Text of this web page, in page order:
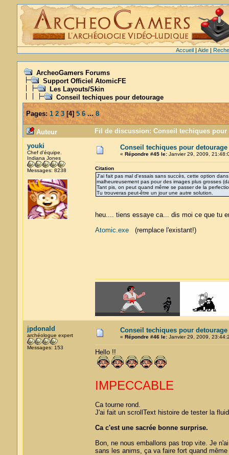
Accueil| Aide|
ArcheoGamers Forums
Support Officiel AtomicFE
Les Layouts/Skin
Conseil techiques pour detourage
Pages: 1 2 3[4] 5 6 ...8
Auteur
Fil de discussion: Conseil techiques
youki
Chef d'équipe.
Indiana Jones
Messages: 8238
Conseil techiques pour detourage
« Répondre #45 le:Janvier 29, 2009,
Citation
J'ai fait pas mal d'essais sans succès, cette option
malheureusement pas pour des images plus grosses
Tant pis, on peut quand même se passer de la
Tu trouveras peut-être un jour une autre solution.
heu.... tiens essaye ca... dis moi ce que tu
Atomic.exe(remplace l'existant!)
jpdonald
archéologue expert
Messages: 153
Conseil techiques pour detourage
« Répondre #46 le:Janvier 29, 2009,
Hello !!
IMPECCABLE
Ca tourne rond.
J'ai fait un scrollText histoire de tester la
Ca c'est une sacrée bonne surprise.
Bon, ne nous emballons pas trop vite. Je
sans les anims, ça va faire fort quand